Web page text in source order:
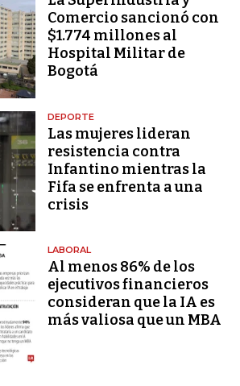
Comercio sancionó con
$1.774 millones al
Hospital Militar de
Bogotá
DEPORTE
Las mujeres lideran
resistencia contra
Infantino mientras la
Fifa se enfrenta a una
crisis
LABORAL
Al menos 86% de los
ejecutivos financieros
consideran que la IA es
más valiosa que un MBA